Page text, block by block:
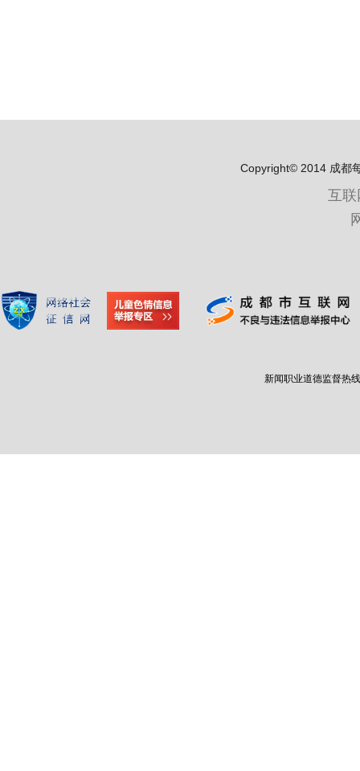
Copyright© 2014 成都
互
新闻职业道德监督热